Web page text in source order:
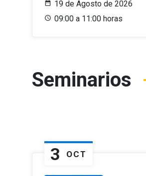
19 de Agosto de 2026
09:00 a 11:00 horas
Seminarios
3 OCT